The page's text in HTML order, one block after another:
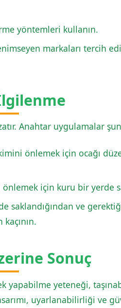
yöntemleri kullanın.
markaları tercih
Anahtar uygulamalar
önlemek için ocağı
önlemek için kuru bir yerde
saklandığından ve
Sonuç
yapabilme yeteneği,
uyarlanabilirliği ve